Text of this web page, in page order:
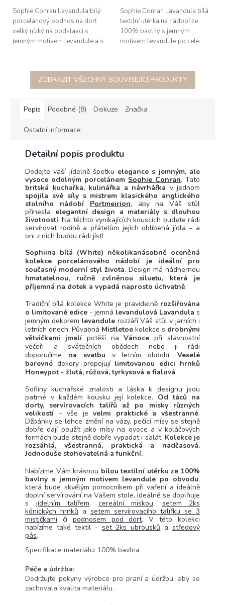
Sophie Conran Lavandula bílý
porcelánový podnos na dort
velký nízký na podstavci s
jemným motivem levandule a s
dárkově...
Sophie Conran Lavandula bílá
textilní utěrka na nádobí ze
100% bavlny s jemným
motivem levandule po celé
ZOBRAZIT VŠECHNY SOUVISEJÍCÍ PRODUKTY
Popis Podobné (8) Diskuze Značka
Ostatní informace
Detailní popis produktu
Dodejte vaší jídelně špetku elegance s jemným, ale
vysoce odolným porcelánem Sophie Conran. Tato
britská kuchařka, kulinářka a návrhářka v jednom
spojila své síly s mistrem klasického anglického
stolního nádobí Portmeirion, aby na Váš stůl
přinesla elegantní design a materiály s dlouhou
životností. Na těchto vynikajících kouscích budete rádi
servírovat rodině a přátelům jejich oblíbená jídla – a
oni z nich budou rádi jíst!
Sophiina bílá (White) několikanásobně oceněná
kolekce porcelánového nádobí je ideální pro
současný moderní styl života. Design má nádhernou
hmatatelnou, ručně zvlněnou siluetu, která je
příjemná na dotek a vypadá naprosto úchvatně.
Tradiční bílá kolekce White je pravidelněrozšiřována
o limitované edice - jemná levandulová Lavandula s
jemným dekorem levandule rozzáří Váš stůl v jarních i
letních dnech. Půvabná Mistletoe kolekce s drobnými
větvičkami jmelípotěší na Vánoce při slavnostní
večeři a svátečních obědech nebo ji rádi
doporučíme na svatbu v letním období.Veselé
barevné dekory propojují limitovanou edici hrnků
Honeypot - žlutá, růžová, tyrkysová a fialová.
Sofiiny kuchařské znalosti a láska k designu jsou
patrné v každém kousku její kolekce. Od táců na
dorty, servírovacích talířů až po misky různých
velikostí – vše je velmi praktické a všestranné.
Džbánky se lehce změní na vázy, pečící mísy se stejně
dobře dají použít jako mísy na ovoce a v koláčových
formách bude stejně dobře vypadat i salát. Kolekce je
rozsáhlá, všestranná, praktická a nadčasová.
Jednoduše stohovatelná a funkční.
Nabízíme Vám krásnou bílou textilní utěrku ze 100%
bavlny s jemným motivem levandule po obvodu,
která bude skvělým pomocníkem při vaření a ideálně
doplní servírování na Vašem stole. Ideálně se doplňuje
s jídelním talířem, cereální miskou, setem 2ks
kónických hrnků a setem servírovacího talířku se 3
mističkami či podnosem pod dort. V této kolekci
nabízíme také textil - set 2ks ubrousků a středový
pás.
Specifikace materiálu: 100% bavlna
Péče a údržba:
Dodržujte pokyny výrobce pro praní a údržbu, aby se
zachovala kvalita materiálu.